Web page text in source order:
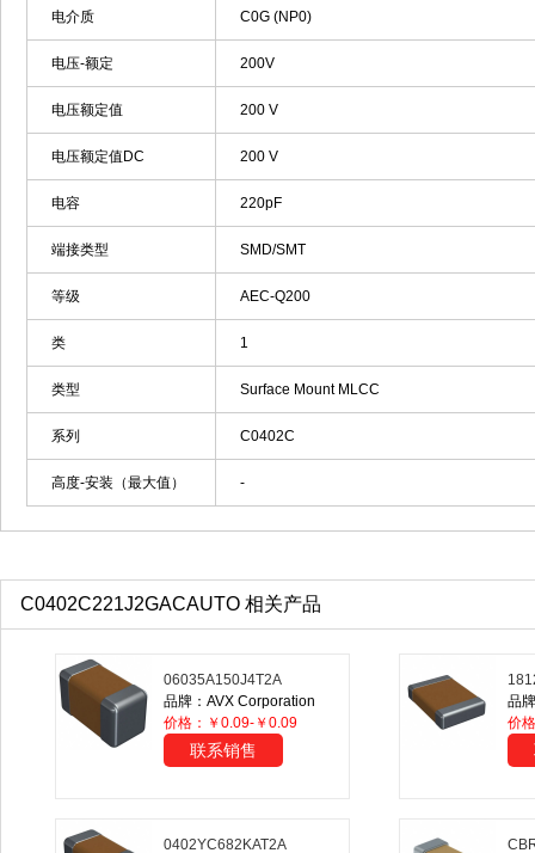
电介质 C0G (NP0)
电压-额定 200V
电压额定值 200 V
电压额定值DC 200 V
电容 220pF
端接类型 SMD/SMT
等级 AEC-Q200
类 1
类型 Surface Mount MLCC
系列 C0402C
高度-安装（最大值） -
C0402C221J2GACAUTO 相关产品
06035A150J4T2A
品牌：AVX Corporation
价格：￥0.09-￥0.09
联系销售
品
价
0402YC682KAT2A